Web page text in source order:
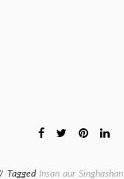
Tagged Insan aur Singhashan